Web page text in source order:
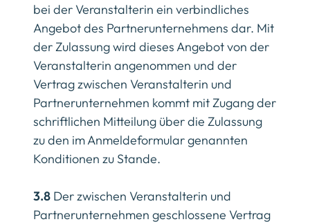
bei der Veranstalterin ein verbindliches
Angebot des Partnerunternehmens dar. Mit
der Zulassung wird dieses Angebot von der
Veranstalterin angenommen und der
Vertrag zwischen Veranstalterin und
Partnerunternehmen kommt mit Zugang der
schriftlichen Mitteilung über die Zulassung
zu den im Anmeldeformular genannten
Konditionen zu Stande.
3.8 Der zwischen Veranstalterin und
Partnerunternehmen geschlossene Vertrag